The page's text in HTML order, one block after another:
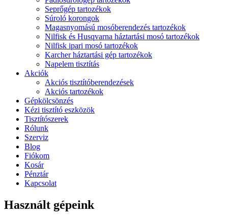
Seprőgép tartozékok
Súroló korongok
Magasnyomású mosóberendezés tartozékok
Nilfisk és Husqvarna háztartási mosó tartozékok
Nilfisk ipari mosó tartozékok
Karcher háztartási gép tartozékok
Napelem tisztítás
Akciók
Akciós tisztítóberendezések
Akciós tartozékok
Gépkölcsönzés
Kézi tisztító eszközök
Tisztítószerek
Rólunk
Szerviz
Blog
Fiókom
Kosár
Pénztár
Kapcsolat
Használt gépeink